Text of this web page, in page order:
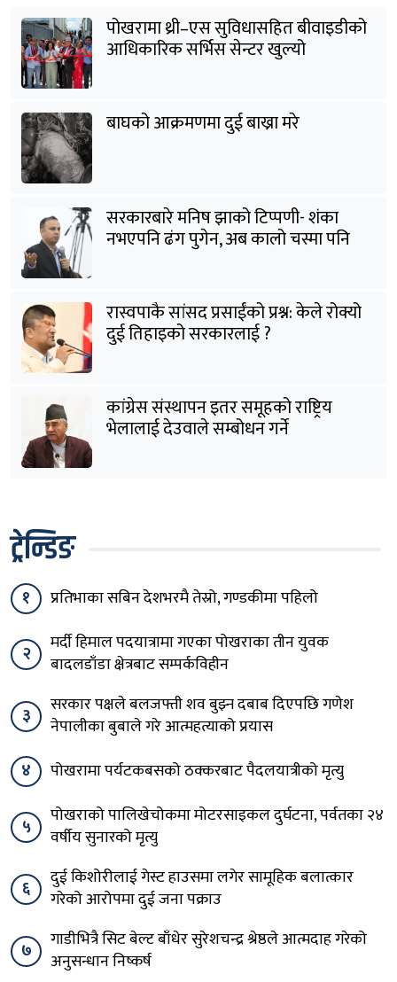
पोखरामा थ्री–एस सुविधासहित बीवाइडीको
आधिकारिक सर्भिस सेन्टर खुल्यो
बाघको आक्रमणमा दुई बाख्रा मरे
सरकारबारे मनिष झाको टिप्पणी- शंका
नभएपनि ढंग पुगेन, अब कालो चस्मा पनि
रास्वपाकै सांसद प्रसाईंको प्रश्न: केले रोक्यो
दुई तिहाइको सरकारलाई ?
कांग्रेस संस्थापन इतर समूहको राष्ट्रिय
भेलालाई देउवाले सम्बोधन गर्ने
ट्रेन्डिङ
१ प्रतिभाका सबिन देशभरमै तेस्रो, गण्डकीमा पहिलो
२
मर्दी हिमाल पदयात्रामा गएका पोखराका तीन युवक
बादलडाँडा क्षेत्रबाट सम्पर्कविहीन
३
सरकार पक्षले बलजफ्ती शव बुझ्न दबाब दिएपछि गणेश
नेपालीका बुबाले गरे आत्महत्याको प्रयास
४
पोखरामा पर्यटकबसको ठक्करबाट पैदलयात्रीको मृत्यु
५
पोखराको पालिखेचोकमा मोटरसाइकल दुर्घटना, पर्वतका २४
वर्षीय सुनारको मृत्यु
६
दुई किशोरीलाई गेस्ट हाउसमा लगेर सामूहिक बलात्कार
गरेको आरोपमा दुई जना पक्राउ
७
गाडीभित्रै सिट बेल्ट बाँधेर सुरेशचन्द्र श्रेष्ठले आत्मदाह गरेको
अनुसन्धान निष्कर्ष